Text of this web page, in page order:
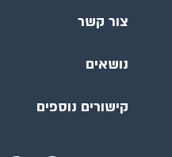
צור קשר
נושאים
קישורים נוספים